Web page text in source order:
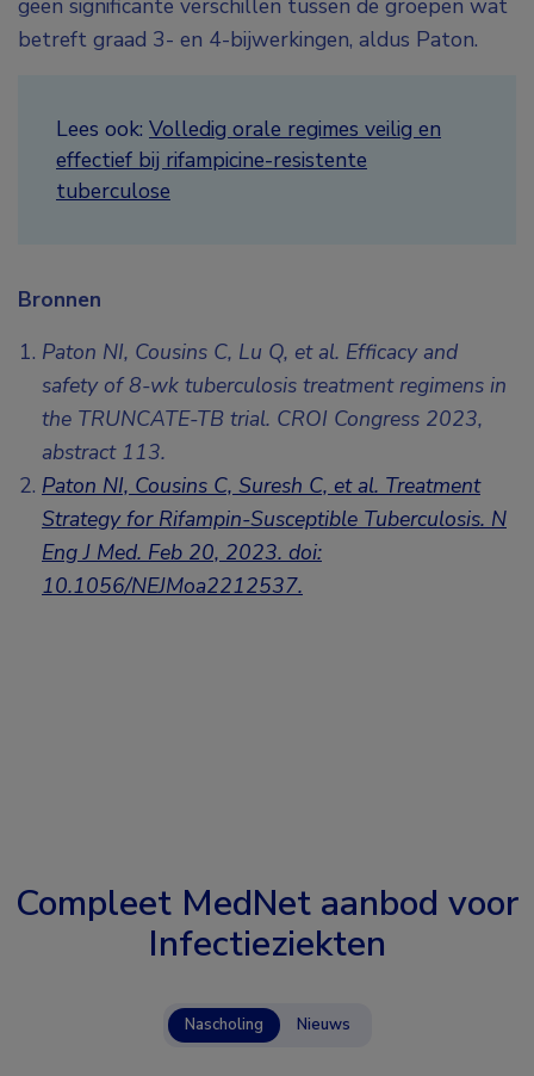
geen significante verschillen tussen de groepen wat
betreft graad 3- en 4-bijwerkingen, aldus Paton.
Lees ook: Volledig orale regimes veilig en
effectief bij rifampicine-resistente
tuberculose
Bronnen
Paton NI, Cousins C, Lu Q, et al. Efficacy and
safety of 8-wk tuberculosis treatment regimens in
the TRUNCATE-TB trial. CROI Congress 2023,
abstract 113.
Paton NI, Cousins C, Suresh C, et al. Treatment
Strategy for Rifampin-Susceptible Tuberculosis. N
Eng J Med. Feb 20, 2023. doi:
10.1056/NEJMoa2212537.
Compleet MedNet aanbod voor
Infectieziekten
Nascholing Nieuws